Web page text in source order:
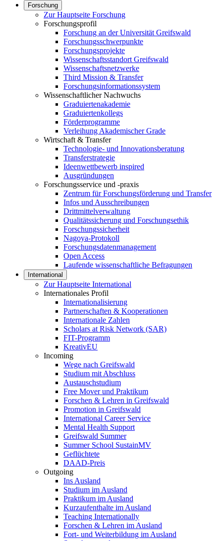
Forschung
Zur Hauptseite Forschung
Forschungsprofil
Forschung an der Universität Greifswald
Forschungsschwerpunkte
Forschungsprojekte
Wissenschaftsstandort Greifswald
Wissenschaftsnetzwerke
Third Mission & Transfer
Forschungsinformationssystem
Wissenschaftlicher Nachwuchs
Graduiertenakademie
Graduiertenkollegs
Förderprogramme
Verleihung Akademischer Grade
Wirtschaft & Transfer
Technologie- und Innovationsberatung
Transferstrategie
Ideenwettbewerb inspired
Ausgründungen
Forschungsservice und -praxis
Zentrum für Forschungsförderung und Transfer
Infos und Ausschreibungen
Drittmittelverwaltung
Qualitätssicherung und Forschungsethik
Forschungssicherheit
Nagoya-Protokoll
Forschungsdatenmanagement
Open Access
Laufende wissenschaftliche Befragungen
International
Zur Hauptseite International
Internationales Profil
Internationalisierung
Partnerschaften & Kooperationen
Internationale Zahlen
Scholars at Risk Network (SAR)
FIT-Programm
KreativEU
Incoming
Wege nach Greifswald
Studium mit Abschluss
Austauschstudium
Free Mover und Praktikum
Forschen & Lehren in Greifswald
Promotion in Greifswald
International Career Service
Mental Health Support
Greifswald Summer
Summer School SustainMV
Geflüchtete
DAAD-Preis
Outgoing
Ins Ausland
Studium im Ausland
Praktikum im Ausland
Kurzaufenthalte im Ausland
Teaching Internationally
Forschen & Lehren im Ausland
Fort- und Weiterbildung im Ausland